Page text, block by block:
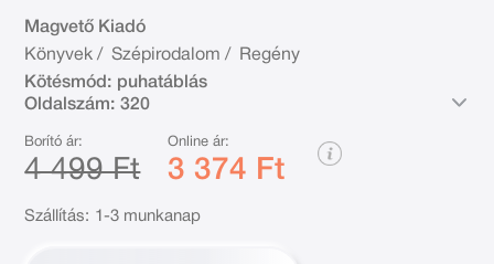
Magvető Kiadó
Könyvek / Szépirodalom /
Regény
Kötésmód: puhatáblás
Oldalszám: 320
Borító ár:
4 499 Ft
Online ár:
3 374 Ft
Szállítás: 1-3 munkanap